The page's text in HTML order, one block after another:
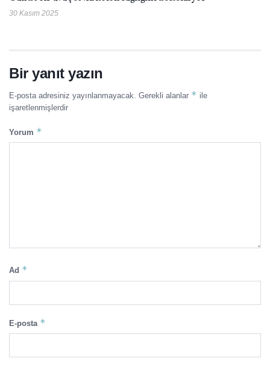
30 Kasım 2025
Bir yanıt yazın
E-posta adresiniz yayınlanmayacak. Gerekli alanlar * ile
işaretlenmişlerdir
Yorum *
Ad *
E-posta *